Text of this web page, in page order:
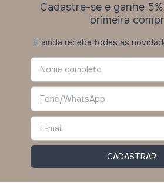
Cadastre-se e ganhe
primeira
E ainda receba todas as